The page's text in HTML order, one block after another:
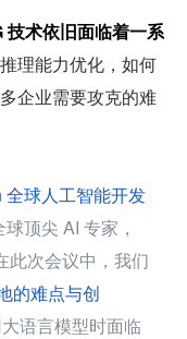
术依旧面临着一系
理能力优化，如何
企业需要攻克的难
全球人工智能开发
顶尖 AI 专家，
此次会议中，我们
的难点与创
语言模型时面临